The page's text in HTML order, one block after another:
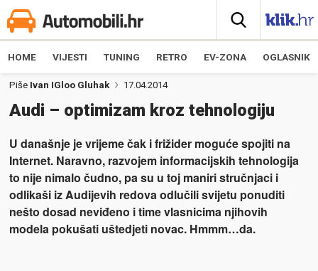
HOME VIJESTI TUNING RETRO EV-ZONA OGLASNIK
Piše Ivan IGloo Gluhak 17.04.2014
Audi – optimizam kroz tehnologiju
U današnje je vrijeme čak i frižider moguće spojiti na
Internet. Naravno, razvojem informacijskih tehnologija
to nije nimalo čudno, pa su u toj maniri stručnjaci i
odlikaši iz Audijevih redova odlučili svijetu ponuditi
nešto dosad neviđeno i time vlasnicima njihovih
modela pokušati uštedjeti novac. Hmmm…da.